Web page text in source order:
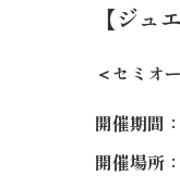
【ジュ
＜セミオ
開催期
開催場所